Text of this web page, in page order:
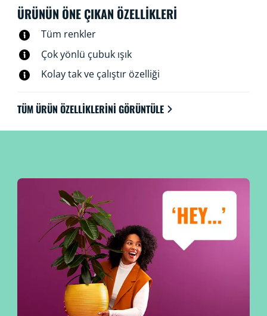
ÜRÜNÜN ÖNE ÇIKAN ÖZELLIKLERI
Tüm renkler
Çok yönlü çubuk ışık
Kolay tak ve çalıştır özelliği
TÜM ÜRÜN ÖZELLIKLERINI GÖRÜNTÜLE